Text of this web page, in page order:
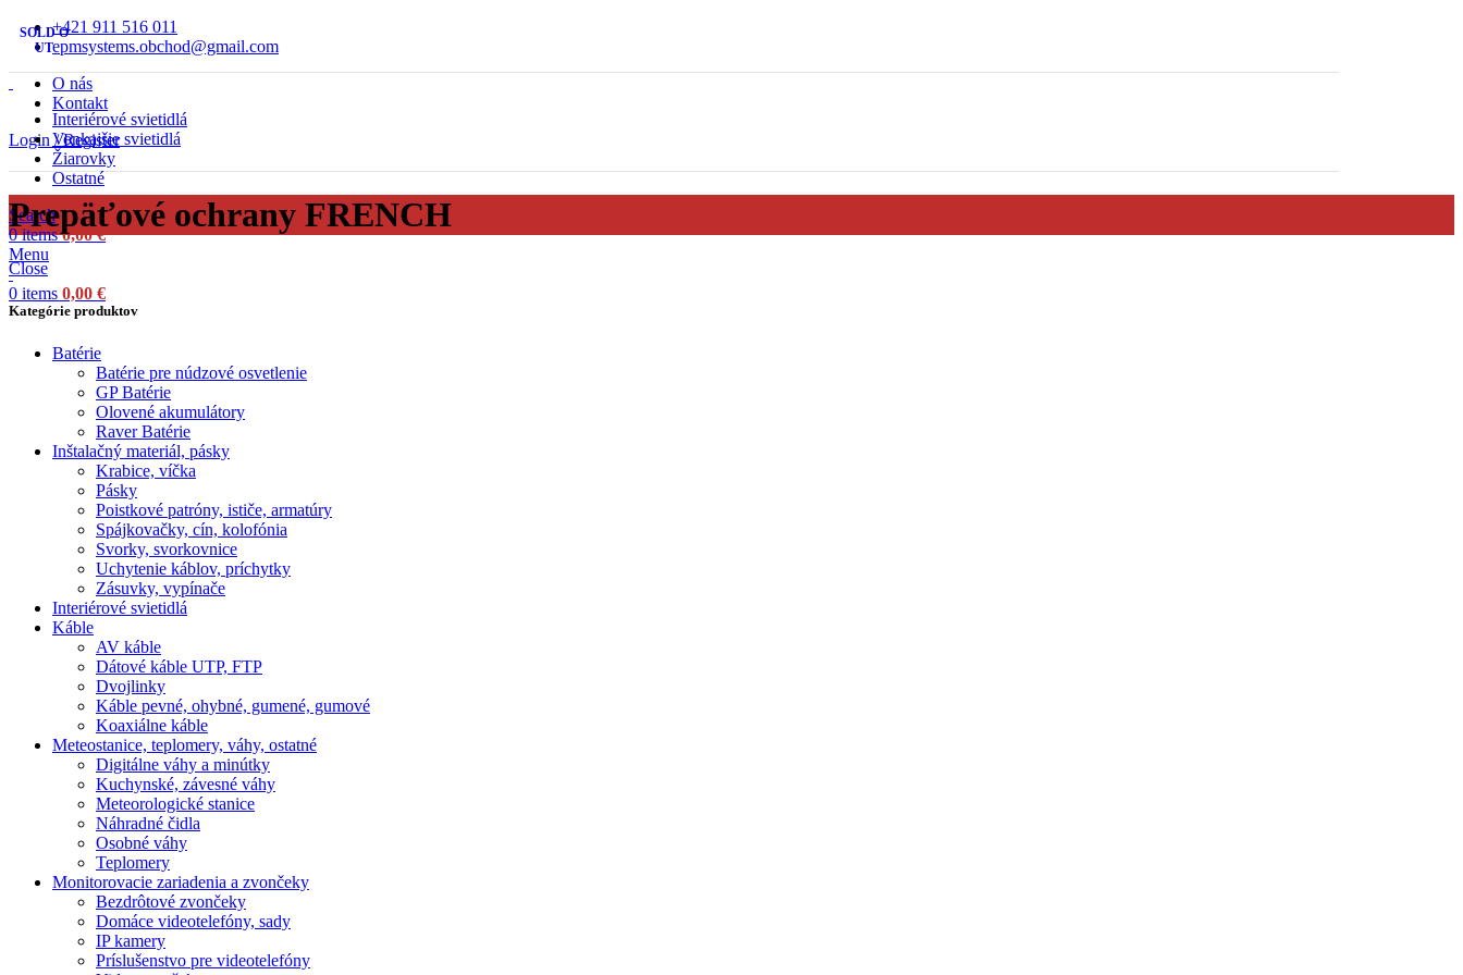
+421 911 516 011
epmsystems.obchod@gmail.com
O nás
Kontakt
Login / Register
Interiérové svietidlá
Vonkajšie svietidlá
Žiarovky
Ostatné
Search
0items 0,00€
Menu
0 items 0,00 €
Prepäťové ochrany FRENCH
Close
Kategórie produktov
Batérie
Batérie pre núdzové osvetlenie
GP Batérie
Olovené akumulátory
Raver Batérie
Inštalačný materiál, pásky
Krabice, víčka
Pásky
Poistkové patróny, ističe, armatúry
Spájkovačky, cín, kolofónia
Svorky, svorkovnice
Uchytenie káblov, príchytky
Zásuvky, vypínače
Interiérové svietidlá
Káble
AV káble
Dátové káble UTP, FTP
Dvojlinky
Káble pevné, ohybné, gumené, gumové
Koaxiálne káble
Meteostanice, teplomery, váhy, ostatné
Digitálne váhy a minútky
Kuchynské, závesné váhy
Meteorologické stanice
Náhradné čidla
Osobné váhy
Teplomery
Monitorovacie zariadenia a zvončeky
Bezdrôtové zvončeky
Domáce videotelefóny, sady
IP kamery
Príslušenstvo pre videotelefóny
SOLD O
UT